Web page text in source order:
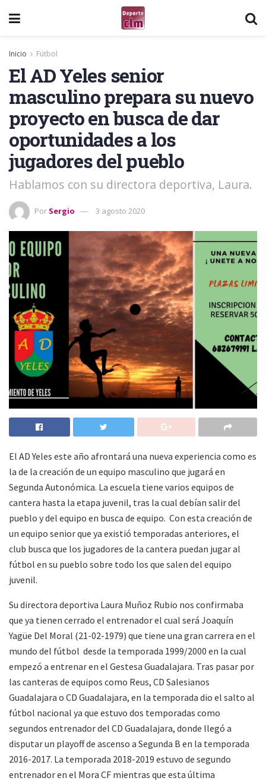
Inicio Fútbol
El AD Yeles senior
masculino prepara su nuevo
proyecto en busca de dar
oportunidades a los
jugadores del pueblo
Hablamos con su directora deportiva, Laura.
Por Sergio 3 agosto 2020
El AD Yeles este año afrontará una nueva experiencia como es
la de la creación de un equipo masculino que jugará en
Segunda Autonómica. La escuela tiene varios equipos de
cantera hasta la etapa juvenil, tras la cual debían salir del
pueblo y del equipo en busca de equipo. Con esta creación de
un equipo senior que ya existió temporadas anteriores, el
club busca que los jugadores de la cantera puedan jugar al
fútbol en su pueblo sobre todo los que salen del equipo
juvenil.
Su directora deportiva Laura Muñoz Rubio nos confirmaba
que ya tienen cerrado el entrenador el cual será Joaquín
Yagüe Del Moral (21-02-1979) que tiene una gran carrera en el
mundo del fútbol desde la temporada 1999/2000 en la cual
empezó a entrenar en el Gestesa Guadalajara. Tras pasar por
las canteras de equipos como Reus, CD Salesianos
Guadalajara o CD Guadalajara, en la temporada dio el salto al
fútbol nacional ya que estuvo dos temporadas como
segundos entrenador del CD Guadalajara, donde llegó a
disputar un playoff de ascenso a Segunda B en la temporada
2016-2017. La temporada 2018-2019 estuvo de segundo
entrenador en el Mora CF mientras que esta última